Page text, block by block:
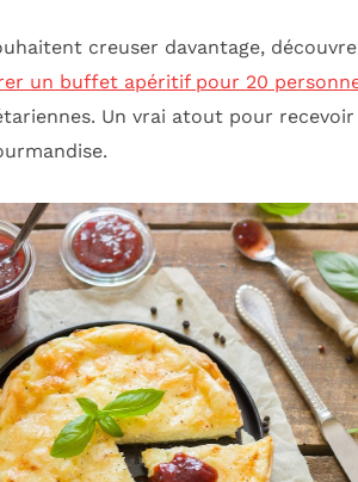
creuser davantage,
un buffet apéritif pour 20
Un vrai atout pour recevoir